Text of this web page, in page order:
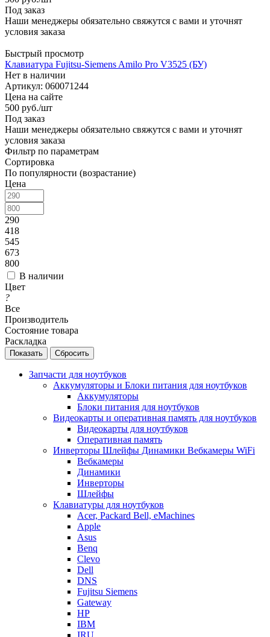
Под заказ
Наши менеджеры обязательно свяжутся с вами и уточнят
условия заказа
Быстрый просмотр
Клавиатура Fujitsu-Siemens Amilo Pro V3525 (БУ)
Нет в наличии
Артикул: 060071244
Цена на сайте
500 руб./шт
Под заказ
Наши менеджеры обязательно свяжутся с вами и уточнят
условия заказа
Фильтр по параметрам
Сортировка
По популярности (возрастание)
Цена
290
418
545
673
800
В наличии
Цвет
?
Все
Производитель
Состояние товара
Раскладка
Сбросить
Запчасти для ноутбуков
Аккумуляторы и Блоки питания для ноутбуков
Аккумуляторы
Блоки питания для ноутбуков
Видеокарты и оперативная память для ноутбуков
Видеокарты для ноутбуков
Оперативная память
Инверторы Шлейфы Динамики Вебкамеры WiFi
Вебкамеры
Динамики
Инверторы
Шлейфы
Клавиатуры для ноутбуков
Acer, Packard Bell, eMachines
Apple
Asus
Benq
Clevo
Dell
DNS
Fujitsu Siemens
Gateway
HP
IBM
IRU